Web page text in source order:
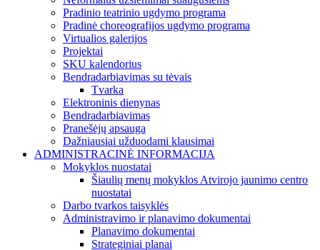
Pradinio teatrinio ugdymo programa
Pradinė choreografijos ugdymo programa
Virtualios galerijos
Projektai
SKU kalendorius
Bendradarbiavimas su tėvais
Tvarka
Elektroninis dienynas
Bendradarbiavimas
Pranešėjų apsauga
Dažniausiai užduodami klausimai
ADMINISTRACINĖ INFORMACIJA
Mokyklos nuostatai
Šiaulių menų mokyklos Atvirojo jaunimo centro
nuostatai
Darbo tvarkos taisyklės
Administravimo ir planavimo dokumentai
Planavimo dokumentai
Strateginiai planai